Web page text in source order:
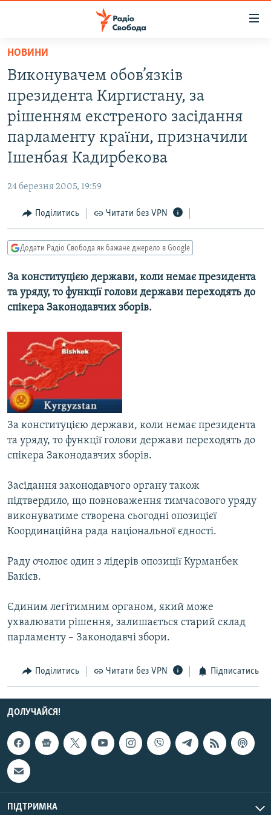
Перейти
основного
матеріалу
Перейти
до
основної
навігації
до
РАДІО СВОБОДА – 70 РОКІВ
ВСЕ ЗА ДОБУ
СТАТТІ
ЕКОНОМІКА
СПОРТ
УКРАЇНА
РОСІЙСЬКА «ФІЛЬТРАЦІЯ»
КРИМ.РЕАЛІЇ
ТИ ЯК?
СХЕМИ
МУЛЬТИМЕДІА
ФОТО
ПОДКАСТИ
КРИМ РЕАЛІЇ
РУС
УКР
КТАТ
НОВИНИ
Виконувачем обов’язків
президента Киргистану, за
рішенням екстреного засідання
парламенту краïни, призначили
Ішенбая Кадирбекова
24 березня 2005, 19:59
Поділитись Читати без VPN
Додати Радіо Свобода як бажане джерело в Google
За конституцією держави, коли немає президента
та уряду, то функціï голови держави переходять до
спікера Законодавчих зборів.
За конституцією держави, коли немає президента
та уряду, то функціï голови держави переходять до
спікера Законодавчих зборів.
Засідання законодавчого органу також
підтвердило, що повноваження тимчасового уряду
виконуватиме створена сьогодні опозицієï
Координаційна рада національноï єдності.
Раду очолює один з лідерів опозиціï Курманбек
Бакієв.
Єдиним легітимним органом, який може
ухвалювати рішення, залишається старий склад
парламенту – Законодавчі збори.
Поділитись Читати без VPN Підписатись
ДОЛУЧАЙСЯ!
ПІДТРИМКА